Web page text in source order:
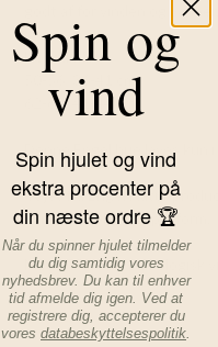
godt af for vinden og
Hovedmål:
50-56: 36-41 cm
62-68: 41-44 cm
Denne Engel hue laves
Tøjet fra Engel Natur
har en virkelig god pasform.
Materiale: 100% økologisk
Læs mere om varen...
Spin og
vind
Spin hjulet og vind
ekstra procenter på
din næste ordre 🏆
Når du spinner hjulet tilmelder
du dig samtidig vores
nyhedsbrev. Du kan til enhver
tid afmelde dig igen. Ved at
registrere dig, accepterer du
vores databeskyttelsespolitik.